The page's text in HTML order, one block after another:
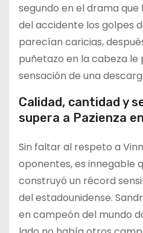
segundo en el drama que
del accidente los golpes
parecían caricias,
puñetazo en la cabeza le
sensación de una
Calidad, cantidad y
supera a Pazienza
Sin faltar al respeto a
oponentes, es innegable
construyó un récord
del estadounidense.
en campeón del mundo